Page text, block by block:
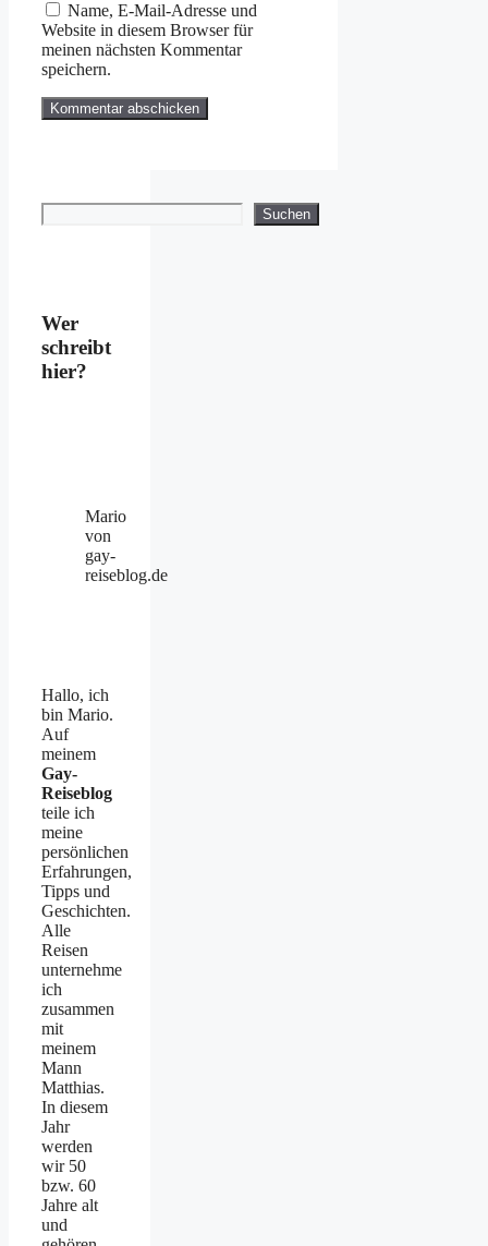
Name, E-Mail-Adresse und
Website in diesem Browser für
meinen nächsten Kommentar
speichern.
Suchen
Wer
schreibt
hier?
Mario
von
gay-
reiseblog.de
Hallo, ich
bin Mario.
Auf
meinem
Gay-
Reiseblog
teile ich
meine
persönlichen
Erfahrungen,
Tipps und
Geschichten.
Alle
Reisen
unternehme
ich
zusammen
mit
meinem
Mann
Matthias.
In diesem
Jahr
werden
wir 50
bzw. 60
Jahre alt
und